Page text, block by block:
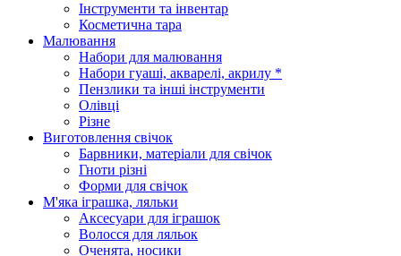
Інструменти та інвентар
Косметична тара
Малювання
Набори для малювання
Набори гуаші, акварелі, акрилу *
Пензлики та інші інструменти
Олівці
Різне
Виготовлення свічок
Барвники, матеріали для свічок
Гноти різні
Форми для свічок
М'яка іграшка, ляльки
Аксесуари для іграшок
Волосся для ляльок
Оченята, носики